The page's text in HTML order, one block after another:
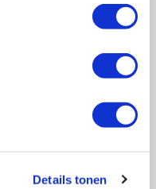
Details tonen